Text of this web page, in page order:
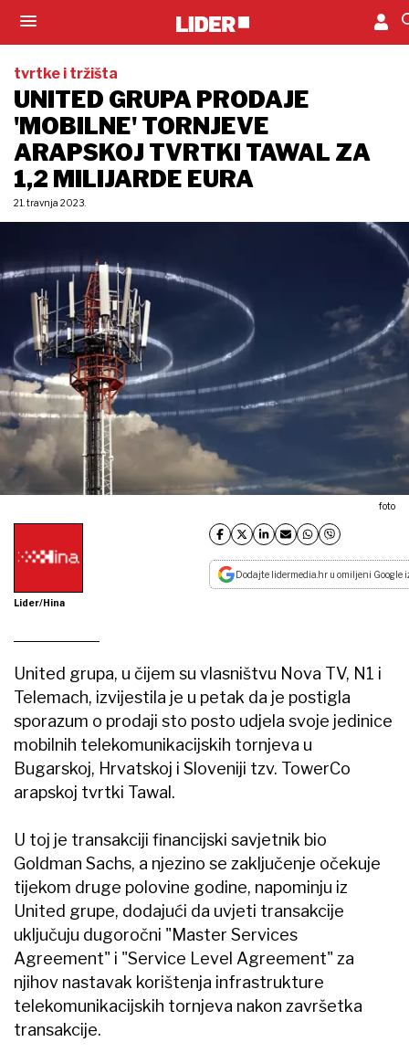
tvrtke i tržišta
UNITED GRUPA PRODAJE
'MOBILNE' TORNJEVE
ARAPSKOJ TVRTKI TAWAL ZA
1,2 MILIJARDE EURA
21. travnja 2023.
foto
Lider/Hina
Dodajte lidermedia.hr u omiljeni Google
United grupa, u čijem su vlasništvu Nova TV, N1 i
Telemach, izvijestila je u petak da je postigla
sporazum o prodaji sto posto udjela svoje jedinice
mobilnih telekomunikacijskih tornjeva u
Bugarskoj, Hrvatskoj i Sloveniji tzv. TowerCo
arapskoj tvrtki Tawal.
U toj je transakciji financijski savjetnik bio
Goldman Sachs, a njezino se zaključenje očekuje
tijekom druge polovine godine, napominju iz
United grupe, dodajući da uvjeti transakcije
uključuju dugoročni "Master Services
Agreement" i "Service Level Agreement" za
njihov nastavak korištenja infrastrukture
telekomunikacijskih tornjeva nakon završetka
transakcije.